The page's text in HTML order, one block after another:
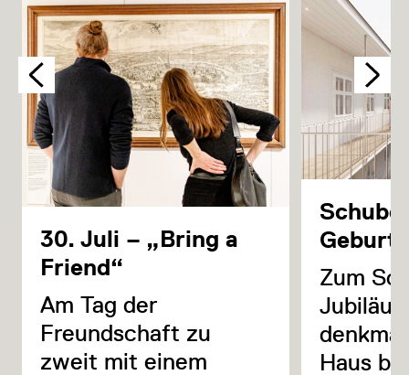
30. Juli – „Bring a
Friend“
Am Tag der
Freundschaft zu
zweit mit einem
Zum
Haus